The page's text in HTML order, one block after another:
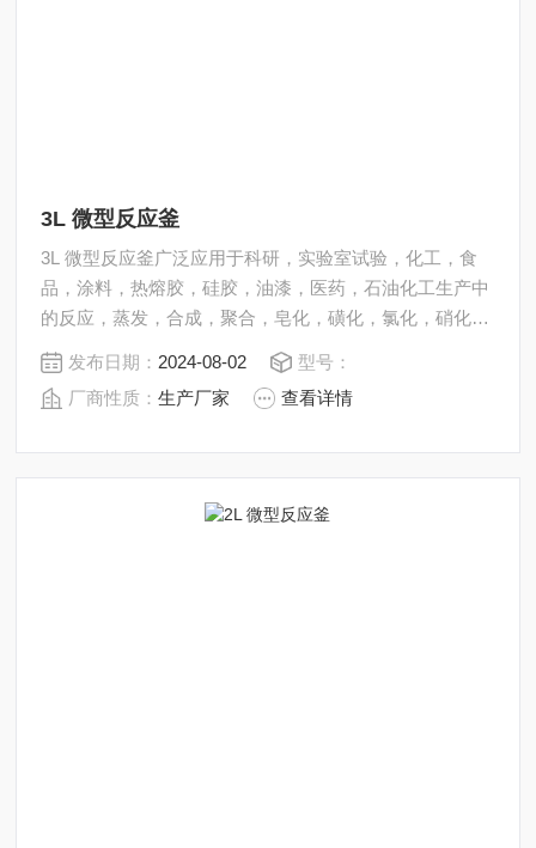
3L 微型反应釜
3L 微型反应釜广泛应用于科研，实验室试验，化工，食
品，涂料，热熔胶，硅胶，油漆，医药，石油化工生产中
的反应，蒸发，合成，聚合，皂化，磺化，氯化，硝化等
工艺过程的压力容器。 内表面采用镜面抛光，确保卫生洁
净*。 所有反应釜均可接受客户的个性化定制。
发布日期： 2024-08-02
型号：
厂商性质：生产厂家 查看详情